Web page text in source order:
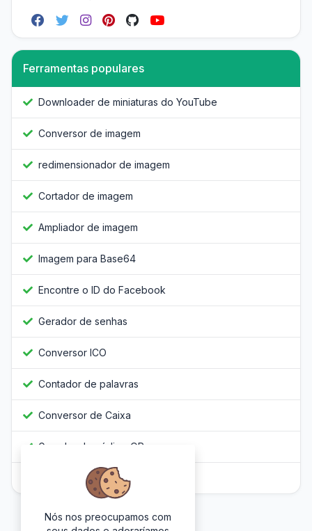
Ferramentas populares
Downloader de miniaturas do YouTube
Conversor de imagem
redimensionador de imagem
Cortador de imagem
Ampliador de imagem
Imagem para Base64
Encontre o ID do Facebook
Gerador de senhas
Conversor ICO
Contador de palavras
Conversor de Caixa
Gerador de código QR
Javascript Obfuscator
Nós nos preocupamos com